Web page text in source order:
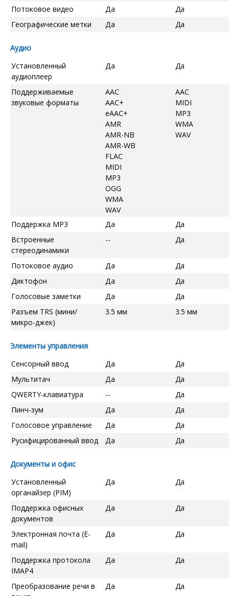
Потоковое видео Да
Да
Географические метки
Да Да
Аудио
Установленный
аудиоплеер
Да Да
Поддерживаемые
звуковые форматы
AAC
AAC+
eAAC+
AMR
AMR-NB
AMR-WB
FLAC
MIDI
MP3
OGG
WMA
WAV
AAC
MIDI
MP3
WMA
WAV
Поддержка MP3 Да
Да
Встроенные
стереодинамики
-- Да
Потоковое аудио Да
Да
Диктофон
Да
Да
Голосовые заметки
Да
Да
Разъем TRS (мини/
микро-джек)
3.5 мм 3.5 мм
Элементы управления
Сенсорный ввод
Да
Да
Мультитач
Да
Да
QWERTY-клавиатура
--
Да
Пинч-зум
Да
Да
Голосовое управление
Да
Да
Русифицированный ввод
Да Да
Документы и офис
Установленный
органайзер (PIM)
Да Да
Поддержка офисных
документов
Да Да
Электронная почта (E-
mail)
Да Да
Поддержка протокола
IMAP4
Да Да
Преобразование речи в
Да Да